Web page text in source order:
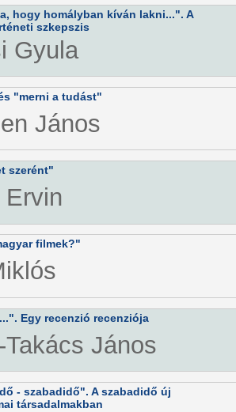
hogy homályban kíván lakni...". A
szkepszis
Gyula
"merni a tudást"
János
szerént"
Ervin
filmek?"
Egy recenzió recenziója
János
- szabadidő". A szabadidő új
társadalmakban